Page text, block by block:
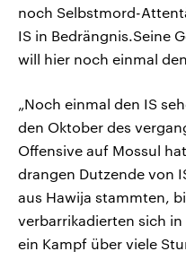
noch Selbstmord-
IS in Bedrängnis.Seine
will hier noch einmal
„Noch einmal den IS
den Oktober des
Offensive auf Mossul
drangen Dutzende von
aus Hawija stammten,
verbarrikadierten sich
ein Kampf über viele